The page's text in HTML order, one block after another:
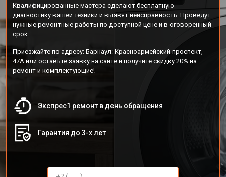
Квалифицированные мастера сделают бесплатную
диагностику вашей техники и выявят неисправность. Проведут
нужные ремонтные работы по доступной цене и в оговоренный
срок.
Приезжайте по адресу: Барнаул: Красноармейский проспект,
47А или оставьте заявку на сайте и получите скидку 20% на
ремонт и комплектующие!
Экспрес1 ремонт в день обращения
Гарантия до 3-х лет